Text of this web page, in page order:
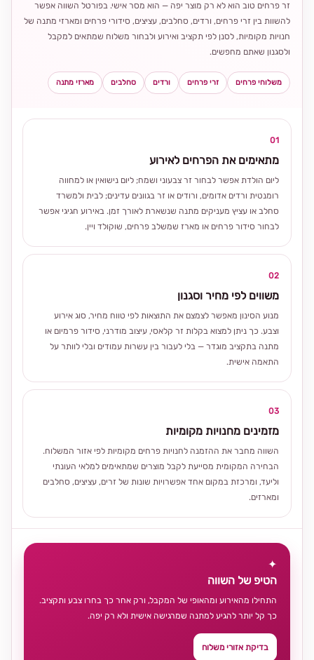
זר פרחים טוב הוא לא רק מוצר יפה — הוא מסר אישי. בפורטל השווה אפשר
להשוות בין זרי פרחים, ורדים, סחלבים, עציצים, סידורי פרחים ומארזי מתנה של
חנויות מקומיות, לסנן לפי תקציב ואירוע ולבחור משלוח שמתאים למקבל
ולסגנון שאתם מחפשים.
משלוחי פרחים זרי פרחים ורדים סחלבים מארזי מתנה
01
מתאימים את הפרחים לאירוע
ליום הולדת אפשר לבחור זר צבעוני ושמח; ליום נישואין או למחווה
רומנטית ורדים אדומים, ורודים או זר בגוונים עדינים; לבית ולמשרד
סחלב או עציץ מעניקים מתנה שנשארת לאורך זמן. באירוע חגיגי אפשר
לבחור סידור פרחים או מארז שמשלב פרחים, שוקולד ויין.
02
משווים לפי מחיר וסגנון
מנוע הסינון מאפשר לצמצם את התוצאות לפי טווח מחיר, סוג אירוע
וצבע. כך ניתן למצוא בקלות זר קלאסי, עיצוב מודרני, סידור פרמיום או
מתנה בתקציב מוגדר — בלי לעבור בין עשרות עמודים ובלי לוותר על
התאמה אישית.
03
מזמינים מחנויות מקומיות
השווה מחבר את ההזמנה לחנויות פרחים מקומיות לפי אזור המשלוח.
הבחירה המקומית מסייעת לקבל מוצרים שמתאימים למלאי העונתי
וליעד, ומרכזת במקום אחד אפשרויות שונות של זרים, עציצים, סחלבים
ומארזים.
✦
הטיפ של השווה
התחילו מהאירוע ומהאופי של המקבל, ורק אחר כך בחרו צבע ותקציב.
כך קל יותר להגיע למתנה שמרגישה אישית ולא רק יפה.
בדיקת אזורי משלוח